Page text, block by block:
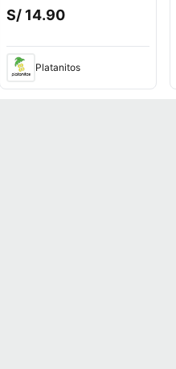
S/ 14.90
Platanitos